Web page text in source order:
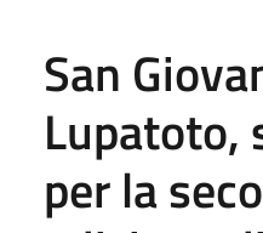
San
Lupatoto,
per la